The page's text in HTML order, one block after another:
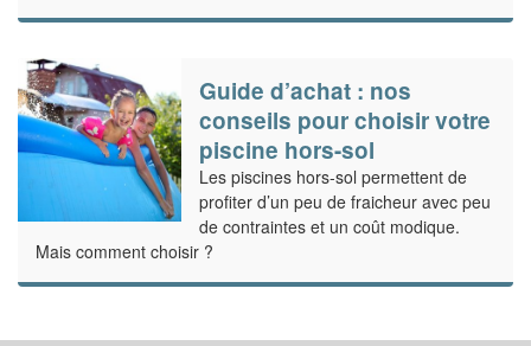
Guide d’achat : nos
conseils pour choisir votre
piscine hors-sol
Les piscines hors-sol permettent de
profiter d’un peu de fraicheur avec peu
de contraintes et un coût modique.
Mais comment choisir ?